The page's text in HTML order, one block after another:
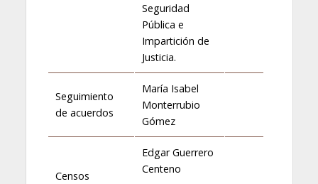
Seguridad
Pública e
Impartición de
Justicia.
Seguimiento
de acuerdos
María Isabel
Monterrubio
Gómez
Censos
Edgar Guerrero
Centeno